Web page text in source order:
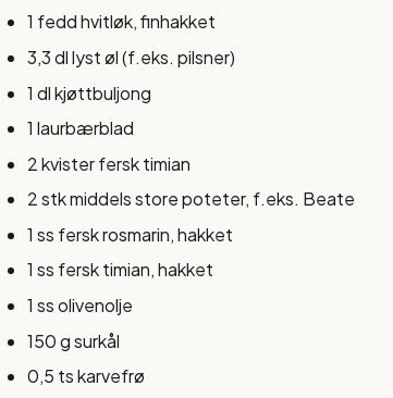
1 fedd hvitløk, finhakket
3,3 dl lyst øl (f.eks. pilsner)
1 dl kjøttbuljong
1 laurbærblad
2 kvister fersk timian
2 stk middels store poteter, f.eks. Beate
1 ss fersk rosmarin, hakket
1 ss fersk timian, hakket
1 ss olivenolje
150 g surkål
0,5 ts karvefrø